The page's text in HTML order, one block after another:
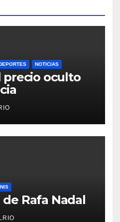
NOTICIAS
precio oculto
Rafa Nadal